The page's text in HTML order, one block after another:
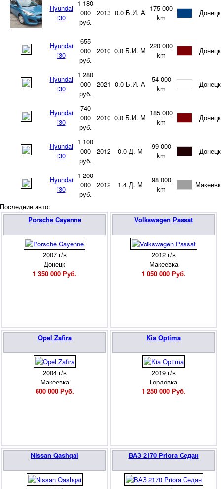
Hyundai
i30
1 180
000
руб.
2013 0.0 Б.И. А 175 000
km
Донецк
Hyundai
i30
655
000
руб.
2010 0.0 Б.И. М
220 000
km
Донецк
Hyundai
i30
1 280
000
руб.
2021 0.0 Б.И. А
54 000
km
Донецк
Hyundai
i30
740
000
руб.
2010 0.0 Б.И. М
185 000
km
Донецк
Hyundai
i30
1 100
000
руб.
2012 0.0 Д. М
99 000
km
Донецк
Hyundai
i30
1 200
000
руб.
2012 1.4 Д. М
98 000
km
Последние авто:
Porsche Cayenne
2007 г/в
Донецк
1 350 000 Руб.
Volkswagen Passat
2012 г/в
Макеевка
1 050 000 Руб.
Opel Zafira
2004 г/в
Макеевка
600 000 Руб.
Kia Optima
2019 г/в
Горловка
1 250 000 Руб.
Nissan Qashqai ВАЗ 2170 Priora Седан